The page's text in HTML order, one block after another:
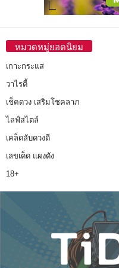
หมวดหมู่ยอดนิยม
เกาะกระแส
วาไรตี้
เช็คดวง เสริมโชคลาภ
ไลฟ์สไตล์
เคล็ดลับดวงดี
เลขเด็ด แผงดัง
18+